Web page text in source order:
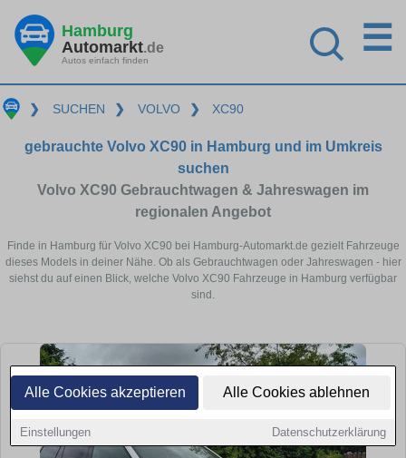
Alle Cookies akzeptieren Alle Cookies ablehnen
Einstellungen Datenschutzerklärung
Hamburg
Automarkt.de
Autos einfach finden
☰
❯ SUCHEN ❯ VOLVO ❯ XC90
gebrauchte Volvo XC90 in Hamburg und im Umkreis
suchen
Volvo XC90 Gebrauchtwagen & Jahreswagen im
regionalen Angebot
Finde in Hamburg für Volvo XC90 bei Hamburg-Automarkt.de gezielt Fahrzeuge
dieses Models in deiner Nähe. Ob als Gebrauchtwagen oder Jahreswagen - hier
siehst du auf einen Blick, welche Volvo XC90 Fahrzeuge in Hamburg verfügbar
sind.